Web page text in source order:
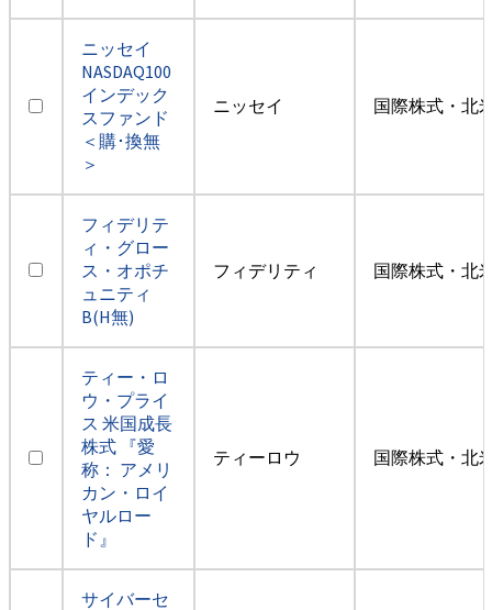
ニッセイ
NASDAQ100
インデック
スファンド
＜購･換無
＞
ニッセイ 国際株式・北
フィデリテ
ィ・グロー
ス・オポチ
ュニティ
B(H無)
フィデリティ 国際株式・北
ティー・ロ
ウ・プライ
ス 米国成長
株式 『愛
称： アメリ
カン・ロイ
ヤルロー
ド』
ティーロウ 国際株式・北
サイバーセ